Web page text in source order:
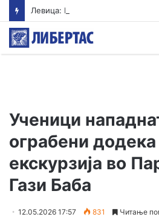
Ученици
ограбени
екскурзија во
Гази Баба
12.05.2026 17:57 831 Читање